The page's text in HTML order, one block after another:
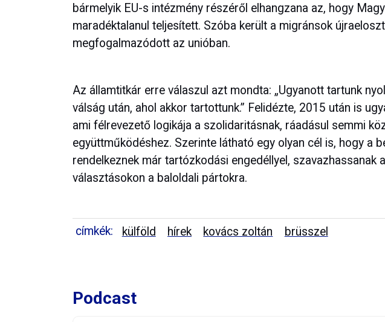
bármelyik EU-s intézmény részéről elhangzana az, hogy
maradéktalanul teljesített. Szóba került a migránsok
megfogalmazódott az unióban.
Az államtitkár erre válaszul azt mondta: „Ugyanott tartunk
válság után, ahol akkor tartottunk.” Felidézte, 2015 után is
ami félrevezető logikája a szolidaritásnak, ráadásul semmi
együttműködéshez. Szerinte látható egy olyan cél is, hogy a
rendelkeznek már tartózkodási engedéllyel, szavazhassanak
választásokon a baloldali pártokra.
címkék: külföld hírek kovács zoltán brüsszel
Podcast